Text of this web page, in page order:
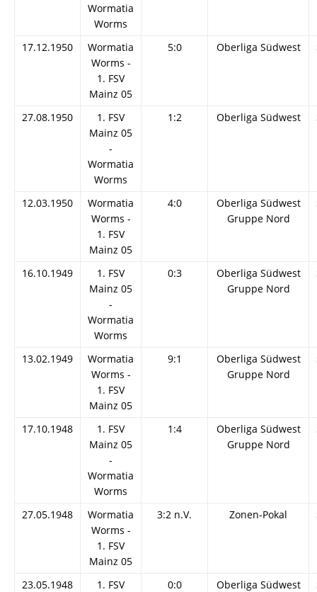
Wormatia
Worms
17.12.1950
Wormatia
Worms -
1. FSV
Mainz 05
5:0 Oberliga Südwest
27.08.1950
1. FSV
Mainz 05
-
Wormatia
Worms
1:2 Oberliga Südwest
12.03.1950
Wormatia
Worms -
1. FSV
Mainz 05
4:0
Oberliga Südwest
Gruppe Nord
16.10.1949
1. FSV
Mainz 05
-
Wormatia
Worms
0:3
Oberliga Südwest
Gruppe Nord
13.02.1949
Wormatia
Worms -
1. FSV
Mainz 05
9:1
Oberliga Südwest
Gruppe Nord
17.10.1948
1. FSV
Mainz 05
-
Wormatia
Worms
1:4
Oberliga Südwest
Gruppe Nord
27.05.1948
Wormatia
Worms -
1. FSV
Mainz 05
3:2 n.V. Zonen-Pokal
23.05.1948 1. FSV 0:0 Oberliga Südwest